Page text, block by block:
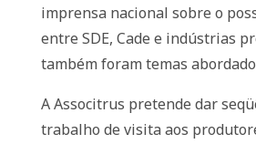
imprensa nacional sobre o
entre SDE, Cade e indústrias
também foram temas
A Associtrus pretende dar
trabalho de visita aos